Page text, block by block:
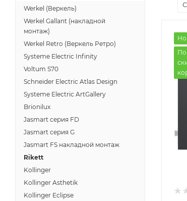
По
Werkel (Веркель)
Werkel Gallant (накладной
монтаж)
Werkel Retro (Веркель Ретро)
Systeme Electric Infinity
Voltum S70
Schneider Electric Atlas Design
Systeme Electric ArtGallery
Brionilux
Jasmart серия FD
Jasmart серия G
Jasmart FS накладной монтаж
Rikett
Kollinger
Kollinger Asthetik
Kollinger Eclipse